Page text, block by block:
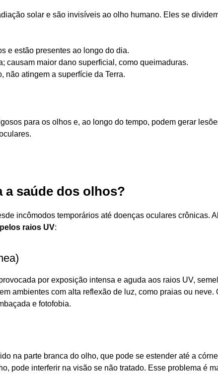
solar e são invisíveis ao olho humano. Eles se
e estão presentes ao longo do dia.
causam maior dano superficial, como queimaduras.
não atingem a superfície da Terra.
para os olhos e, ao longo do tempo, podem gerar
a saúde dos olhos?
incômodos temporários até doenças oculares crônicas.
raios UV:
por exposição intensa e aguda aos raios UV,
ambientes com alta reflexão de luz, como praias ou neve.
e fotofobia.
na parte branca do olho, que pode se estender até a
pode interferir na visão se não tratado. Esse problema é